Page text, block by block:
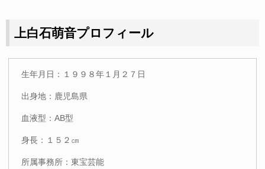
上白石萌音プロフィール
生年月日：１９９８年１月２７日
出身地：鹿児島県
血液型：AB型
身長：１５２㎝
所属事務所：東宝芸能